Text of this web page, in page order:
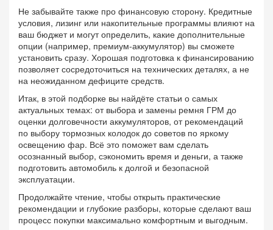
Не забывайте также про финансовую сторону. Кредитные
условия, лизинг или накопительные программы влияют на
ваш бюджет и могут определить, какие дополнительные
опции (например, премиум‑аккумулятор) вы сможете
установить сразу. Хорошая подготовка к финансированию
позволяет сосредоточиться на технических деталях, а не
на неожиданном дефиците средств.
Итак, в этой подборке вы найдёте статьи о самых
актуальных темах: от выбора и замены ремня ГРМ до
оценки долговечности аккумуляторов, от рекомендаций
по выбору тормозных колодок до советов по яркому
освещению фар. Всё это поможет вам сделать
осознанный выбор, сэкономить время и деньги, а также
подготовить автомобиль к долгой и безопасной
эксплуатации.
Продолжайте чтение, чтобы открыть практические
рекомендации и глубокие разборы, которые сделают ваш
процесс покупки максимально комфортным и выгодным.